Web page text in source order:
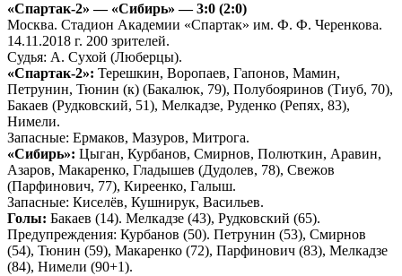
«Спартак-2» — «Сибирь» — 3:0 (2:0)
Москва. Стадион Академии «Спартак» им. Ф. Ф. Черенкова.
14.11.2018 г. 200 зрителей.
Судья: А. Сухой (Люберцы).
«Спартак-2»: Терешкин, Воропаев, Гапонов, Мамин,
Петрунин, Тюнин (к) (Бакалюк, 79), Полубояринов (Тиуб, 70),
Бакаев (Рудковский, 51), Мелкадзе, Руденко (Репях, 83),
Нимели.
Запасные: Ермаков, Мазуров, Митрога.
«Сибирь»: Цыган, Курбанов, Смирнов, Полюткин, Аравин,
Азаров, Макаренко, Гладышев (Дудолев, 78), Свежов
(Парфинович, 77), Киреенко, Галыш.
Запасные: Киселёв, Кушнирук, Васильев.
Голы: Бакаев (14). Мелкадзе (43), Рудковский (65).
Предупреждения: Курбанов (50). Петрунин (53), Смирнов
(54), Тюнин (59), Макаренко (72), Парфинович (83), Мелкадзе
(84), Нимели (90+1).